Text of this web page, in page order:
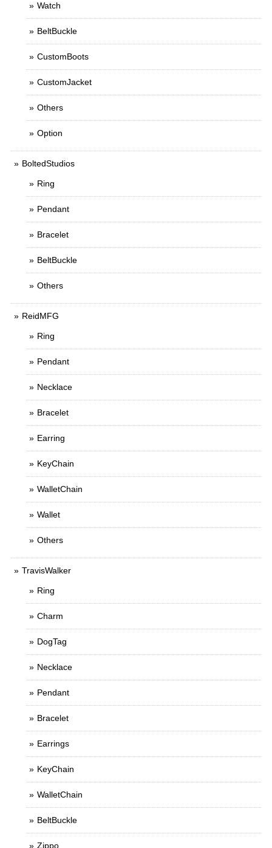
Watch
BeltBuckle
CustomBoots
CustomJacket
Others
Option
BoltedStudios
Ring
Pendant
Bracelet
BeltBuckle
Others
ReidMFG
Ring
Pendant
Necklace
Bracelet
Earring
KeyChain
WalletChain
Wallet
Others
TravisWalker
Ring
Charm
DogTag
Necklace
Pendant
Bracelet
Earrings
KeyChain
WalletChain
BeltBuckle
Zippo